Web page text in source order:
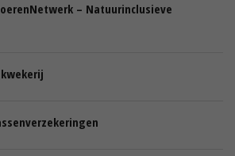
– Natuurinclusieve